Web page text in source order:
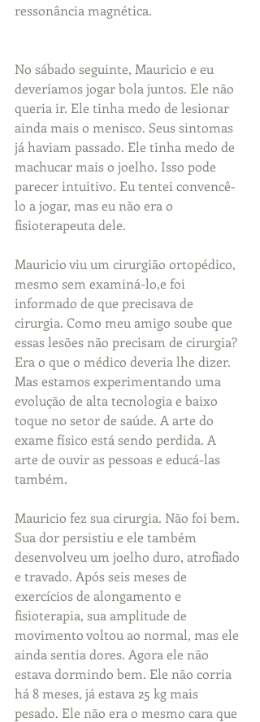
ressonância magnética.
No sábado seguinte, Mauricio e eu
deveríamos jogar bola juntos. Ele não
queria ir. Ele tinha medo de lesionar
ainda mais o menisco. Seus sintomas
já haviam passado. Ele tinha medo de
machucar mais o joelho. Isso pode
parecer intuitivo. Eu tentei convencê-
lo a jogar, mas eu não era o
fisioterapeuta dele.
Mauricio viu um cirurgião ortopédico,
mesmo sem examiná-lo,e foi
informado de que precisava de
cirurgia. Como meu amigo soube que
essas lesões não precisam de cirurgia?
Era o que o médico deveria lhe dizer.
Mas estamos experimentando uma
evolução de alta tecnologia e baixo
toque no setor de saúde. A arte do
exame físico está sendo perdida. A
arte de ouvir as pessoas e educá-las
também.
Mauricio fez sua cirurgia. Não foi bem.
Sua dor persistiu e ele também
desenvolveu um joelho duro, atrofiado
e travado. Após seis meses de
exercícios de alongamento e
fisioterapia, sua amplitude de
movimento voltou ao normal, mas ele
ainda sentia dores. Agora ele não
estava dormindo bem. Ele não corria
há 8 meses, já estava 25 kg mais
pesado. Ele não era o mesmo cara que